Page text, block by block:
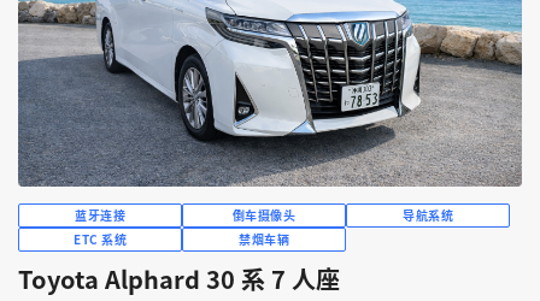
蓝牙连接 倒车摄像头
导航系统
ETC 系统
禁烟车辆
Toyota Alphard 30 系 7 人座